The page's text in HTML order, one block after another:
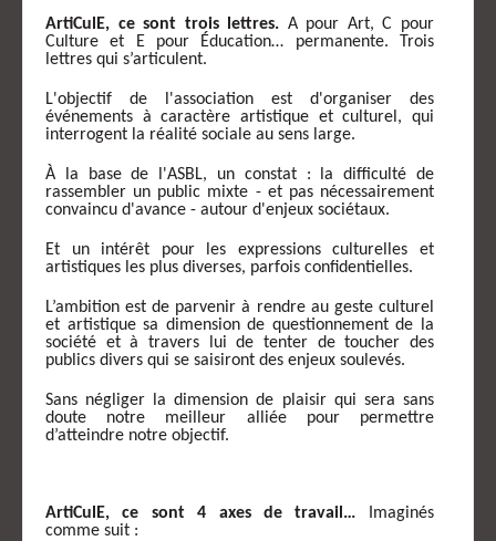
ArtiCulE, ce sont trois lettres. A pour Art, C pour
Culture et E pour Éducation… permanente. Trois
lettres qui s’articulent.
L'objectif de l'association est d'organiser des
événements à caractère artistique et culturel, qui
interrogent la réalité sociale au sens large.
À la base de l'ASBL, un constat : la difficulté de
rassembler un public mixte - et pas nécessairement
convaincu d'avance - autour d'enjeux sociétaux.
Et un intérêt pour les expressions culturelles et
artistiques les plus diverses, parfois confidentielles.
L’ambition est de parvenir à rendre au geste culturel
et artistique sa dimension de questionnement de la
société et à travers lui de tenter de toucher des
publics divers qui se saisiront des enjeux soulevés.
Sans négliger la dimension de plaisir qui sera sans
doute notre meilleur alliée pour permettre
d’atteindre notre objectif.
ArtiCulE, ce sont 4 axes de travail… Imaginés
comme suit :